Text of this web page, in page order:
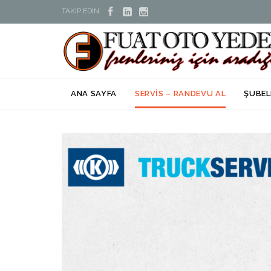
TAKİP EDİN:   
ANA SAYFA SERVİS – RANDEVU AL